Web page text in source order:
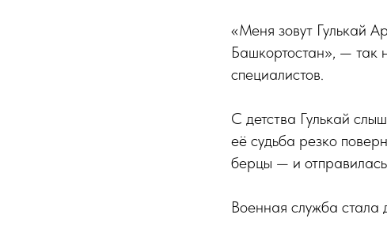
«Меня зовут Гулькай
Башкортостан», — так
специалистов.
С детства Гулькай
её судьба резко
берцы — и
Военная служба стала